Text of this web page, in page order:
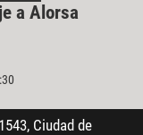
a Alorsa
Ciudad de